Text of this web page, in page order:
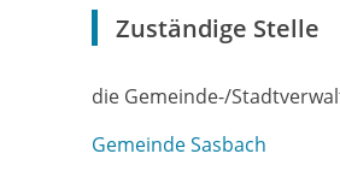
Zuständige Stelle
die Gemeinde-/
Gemeinde Sasbach